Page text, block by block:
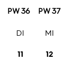
Programm
PW 36 PW 37
11
DI
12
MI